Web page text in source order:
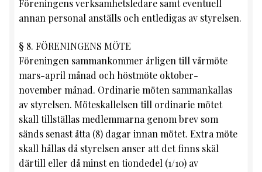
Föreningens verksamhetsledare samt eventuell
annan personal anställs och entledigas av styrelsen.
§ 8. FÖRENINGENS MÖTE
Föreningen sammankommer årligen till vårmöte
mars-april månad och höstmöte oktober-
november månad. Ordinarie möten sammankallas
av styrelsen. Möteskallelsen till ordinarie mötet
skall tillställas medlemmarna genom brev som
sänds senast åtta (8) dagar innan mötet. Extra möte
skall hållas då styrelsen anser att det finns skäl
därtill eller då minst en tiondedel (1/10) av